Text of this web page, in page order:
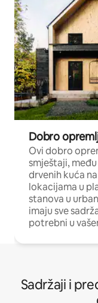
Dobro
Ovi dobro
smještaji,
drvenih kuća
lokacijama u
stanova u
imaju sve
potrebni u
Sadržaji i